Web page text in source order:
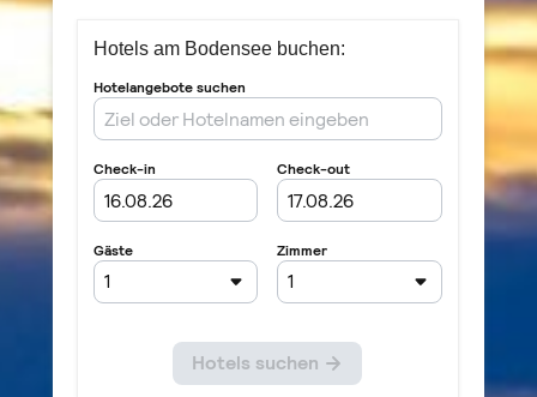
Hotels am Bodensee buchen: